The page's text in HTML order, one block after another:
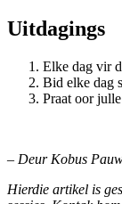
Uitdagings
Elke dag vir
Bid elke dag
Praat oor
– Deur Kobus
Hierdie artikel is